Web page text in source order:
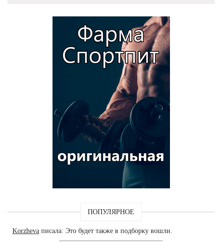
ПОПУЛЯРНОЕ
Korzheva писала: Это будет также в подборку вошли.